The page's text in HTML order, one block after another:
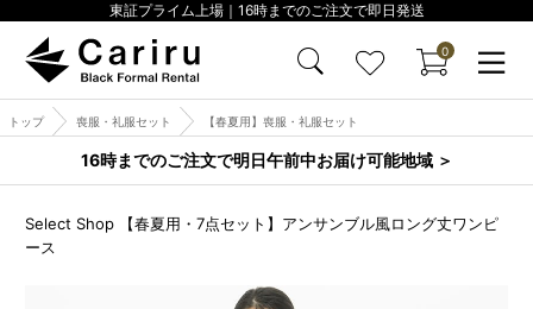
東証プライム上場｜16時までのご注文で即日発送
0
トップ 喪服・礼服セット 【春夏用】喪服・礼服セット
16時までのご注文で明日午前中お届け可能地域 ＞
Select Shop 【春夏用・7点セット】アンサンブル風ロング丈ワンピ
ース